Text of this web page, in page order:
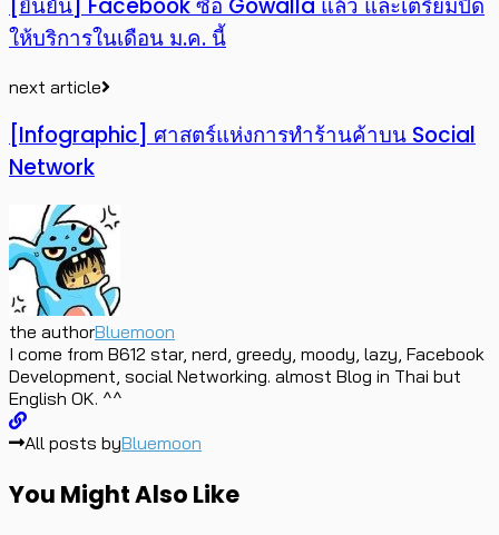
[ยืนยัน] Facebook ซื้อ Gowalla แล้ว และเตรียมปิด
ให้บริการในเดือน ม.ค. นี้
next article
[Infographic] ศาสตร์แห่งการทำร้านค้าบน Social
Network
the authorBluemoon
I come from B612 star, nerd, greedy, moody, lazy, Facebook
Development, social Networking. almost Blog in Thai but
English OK. ^^
All posts byBluemoon
You Might Also Like